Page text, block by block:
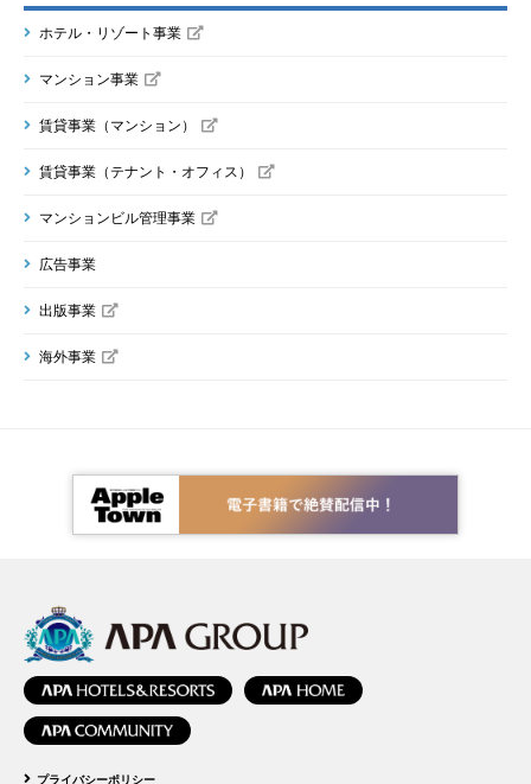
ホテル・リゾート事業
マンション事業
賃貸事業（マンション）
賃貸事業（テナント・オフィス）
マンションビル管理事業
広告事業
出版事業
海外事業
プライバシーポリシー